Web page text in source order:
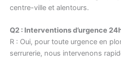
centre-ville et alentours.
Q2 : Interventions d’urgence
R : Oui, pour toute urgence en
serrurerie, nous intervenons